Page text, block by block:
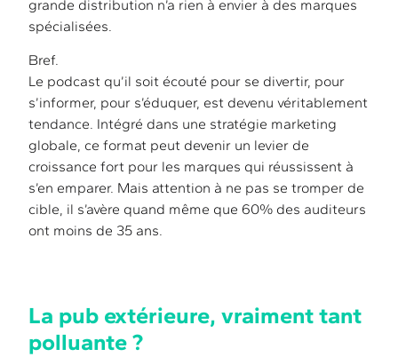
grande distribution n’a rien à envier à des marques
spécialisées.
Bref.
Le podcast qu’il soit écouté pour se divertir, pour
s’informer, pour s’éduquer, est devenu véritablement
tendance. Intégré dans une stratégie marketing
globale, ce format peut devenir un levier de
croissance fort pour les marques qui réussissent à
s’en emparer. Mais attention à ne pas se tromper de
cible, il s’avère quand même que 60% des auditeurs
ont moins de 35 ans.
La pub extérieure, vraiment tant
polluante ?